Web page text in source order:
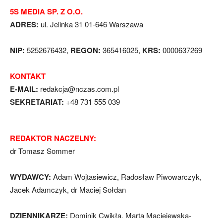
5S MEDIA SP. Z O.O.
ADRES: ul. Jelinka 31 01-646 Warszawa
NIP: 5252676432, REGON: 365416025, KRS: 0000637269
KONTAKT
E-MAIL: redakcja@nczas.com.pl
SEKRETARIAT: +48 731 555 039
REDAKTOR NACZELNY:
dr Tomasz Sommer
WYDAWCY: Adam Wojtasiewicz, Radosław Piwowarczyk,
Jacek Adamczyk, dr Maciej Sołdan
DZIENNIKARZE: Dominik Cwikła, Marta Maciejewska-